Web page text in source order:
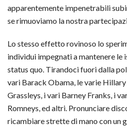
apparentemente impenetrabili
se rimuoviamo la nostra
Lo stesso effetto rovinoso lo
individui impegnati a mantenere
status quo. Tirandoci fuori dalla
vari Barack Obama, le varie
Grassleys, i vari Barney Franks, i
Romneys, ed altri. Pronunciare
ricambiare strette di mano con un